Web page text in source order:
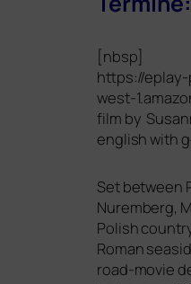
[nbsp]
https://
film by
eng­lish with
Set bet­ween
Nuremberg,
Polish
Roman
road-movie